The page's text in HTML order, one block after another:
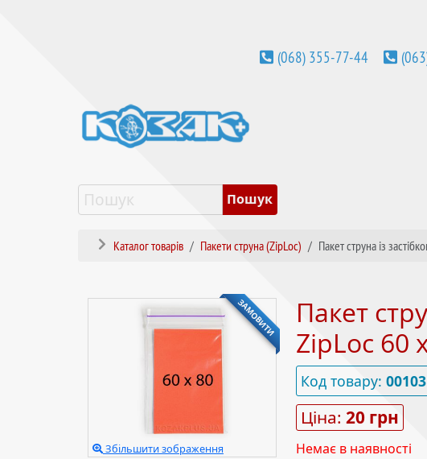
(068) 355-77-44
Каталог товарів Пакети струна (ZipLoc) Пакет струна із
ЗАМОВИТИ
Збільшити зображення
Пакет
ZipLoc 60
Код товару:00103
Ціна:20 грн
Немає в наявності